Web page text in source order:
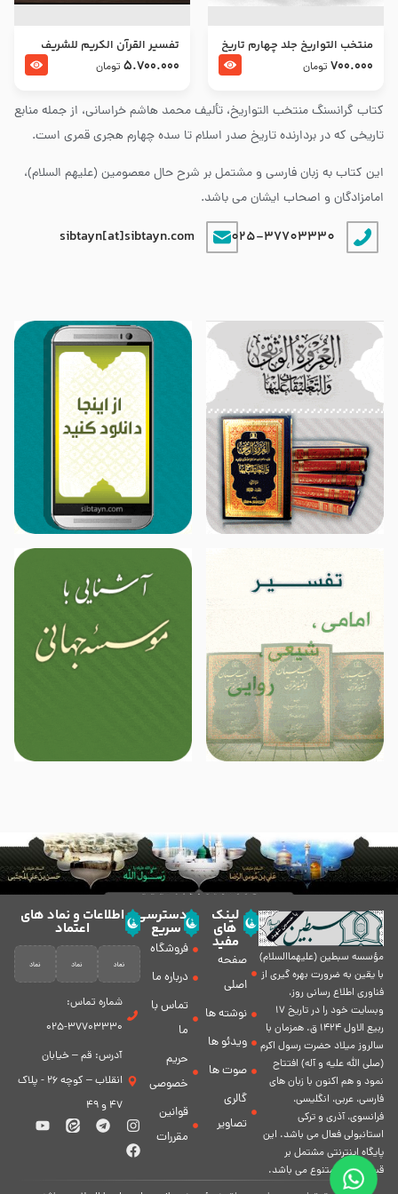
کتاب گرانسنگ منتخب التواريخ، تألیف محمد هاشم خراسانی، از جمله منابع
تاریخی که در بردارنده تاریخ صدر اسلام تا سده چهارم هجری قمری است.
این کتاب به زبان فارسی و مشتمل بر شرح حال معصومین (علیهم السلام)،
امامزادگان و اصحاب ایشان می باشد.
025-37703330
sibtayn[at]sibtayn.com
منتخب التواریخ جلد چهارم تاریخ
امام زین العابدین و امام محمد
700.000 تومان
تفسير القرآن الكريم للشريف
المرتضي قدس سرّه
5.700.000 تومان
مؤسسه سبطين (عليهماالسلام)
با يقين به ضرورت بهره گیرى از
فناورى اطلاع رسانى روز،
وبسایت خود را در تاريخ 17
ربيع الاول 1424 ق. همزمان با
سالروز ميلاد حضرت رسول اكرم
(صلی الله علیه و آله) افتتاح
نمود و هم اكنون با زبان های
فارسی، عربى، انگلیسی،
فرانسوی، آذری و ترکی
استانبولی فعال مى باشد. اين
پايگاه اينترنتى مشتمل بر
قسمت هاى متنوع مى باشد.
لینک
های
مفید
صفحه
اصلی
نوشته ها
ویدئو ها
صوت ها
گالری
تصاویر
دسترسی
سریع
فروشگاه
درباره ما
تماس با
ما
حریم
خصوصی
قوانین
مقررات
اطلاعات و نماد های
اعتماد
شماره تماس:
37703330-025
آدرس: قم – خیابان
انقلاب – کوچه 26 - پلاک
47 و 49